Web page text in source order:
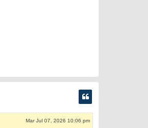
Mar Jul 07, 2026 10:06 pm